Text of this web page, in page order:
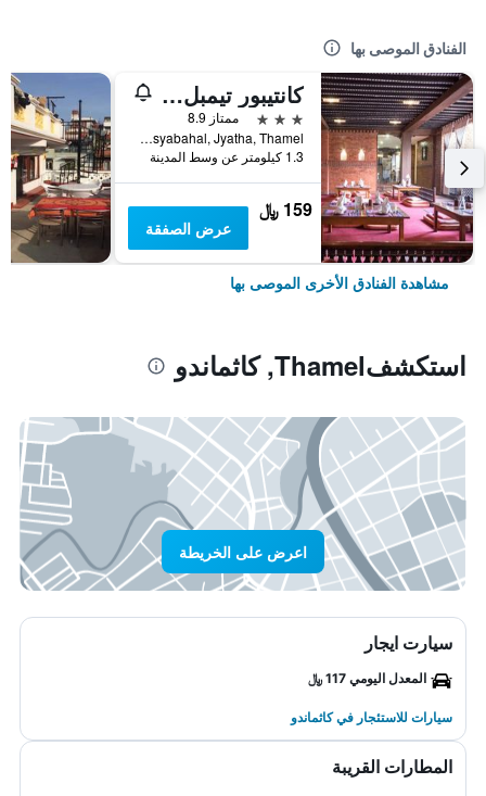
الفنادق الموصى بها
كانتيبور تيمبل هاوس
3 نجوم
ممتاز 8.9
Chusyabahal, Jyatha, Thamel, كاثماندو, نيبال
1.3 كيلومتر عن وسط المدينة
159 ﷼
عرض الصفقة
مشاهدة الفنادق الأخرى الموصى بها
استكشفThamel, كاثماندو
اعرض على الخريطة
سيارت ايجار
المعدل اليومي 117 ﷼
سيارات للاستئجار في كاثماندو
المطارات القريبة